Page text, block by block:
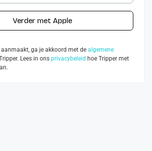
Verder met Apple
ga je akkoord met de algemene
Lees in ons privacybeleid hoe Tripper met